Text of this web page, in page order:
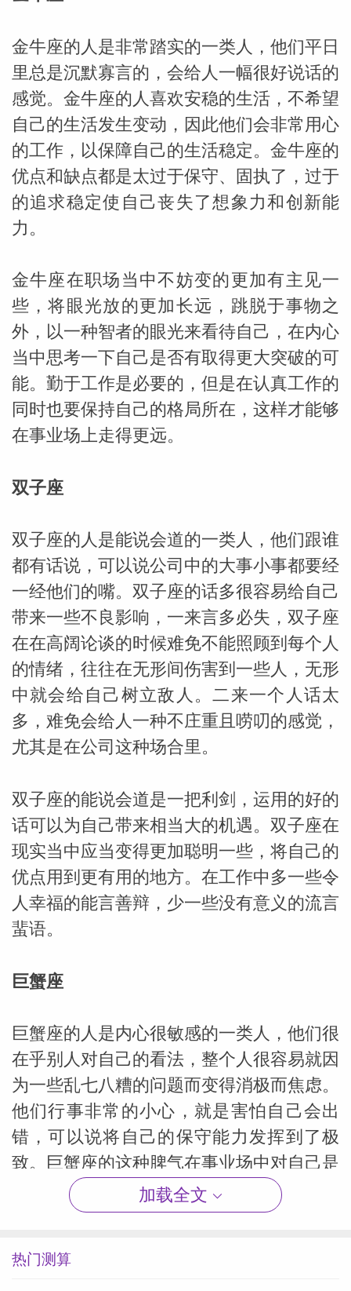
金牛座的人是非常踏实的一类人，他们平日
里总是沉默寡言的，会给人一幅很好说话的
感觉。金牛座的人喜欢安稳的生活，不希望
自己的生活发生变动，因此他们会非常用心
的工作，以保障自己的生活稳定。金牛座的
优点和缺点都是太过于保守、固执了，过于
的追求稳定使自己丧失了想象力和创新能
力。
金牛座在职场当中不妨变的更加有主见一
些，将眼光放的更加长远，跳脱于事物之
外，以一种智者的眼光来看待自己，在内心
当中思考一下自己是否有取得更大突破的可
能。勤于工作是必要的，但是在认真工作的
同时也要保持自己的格局所在，这样才能够
在事业场上走得更远。
双子座
双子座的人是能说会道的一类人，他们跟谁
都有话说，可以说公司中的大事小事都要经
一经他们的嘴。双子座的话多很容易给自己
带来一些不良影响，一来言多必失，双子座
在在高阔论谈的时候难免不能照顾到每个人
的情绪，往往在无形间伤害到一些人，无形
中就会给自己树立敌人。二来一个人话太
多，难免会给人一种不庄重且唠叨的感觉，
尤其是在公司这种场合里。
双子座的能说会道是一把利剑，运用的好的
话可以为自己带来相当大的机遇。双子座在
现实当中应当变得更加聪明一些，将自己的
优点用到更有用的地方。在工作中多一些令
人幸福的能言善辩，少一些没有意义的流言
蜚语。
巨蟹座
巨蟹座的人是内心很敏感的一类人，他们很
在乎别人对自己的看法，整个人很容易就因
为一些乱七八糟的问题而变得消极而焦虑。
他们行事非常的小心，就是害怕自己会出
错，可以说将自己的保守能力发挥到了极
致。巨蟹座的这种脾气在事业场中对自己是
非常不利的，人要想走得长远，心胸要更加
宽阔，眼光也要更加长远。
首先，巨蟹座的认真与仔细是没有问题的，
加载全文
热门测算